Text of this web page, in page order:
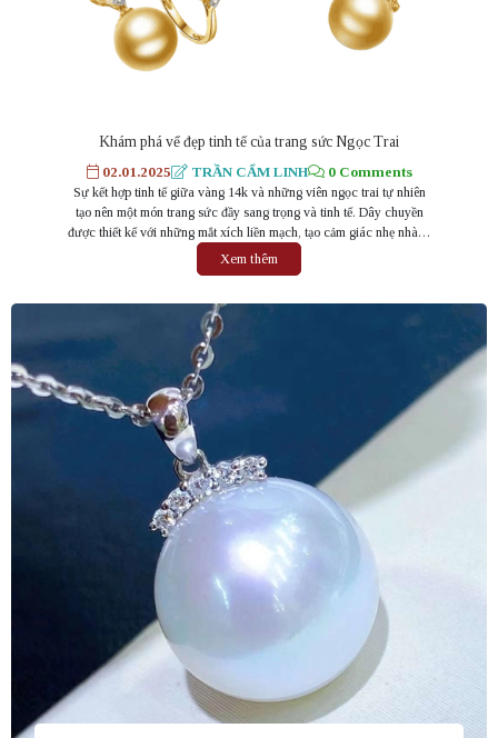
Khám phá vể đẹp tinh tế của trang sức Ngọc Trai
02.01.2025
TRẦN CẨM LINH 0 Comments
Sự kết hợp tinh tế giữa vàng 14k và những viên ngọc trai tự nhiên
tạo nên một món trang sức đầy sang trọng và tinh tế. Dây chuyền
được thiết kế với những mắt xích liền mạch, tạo cảm giác nhẹ nhàng
và thoải mái khi đeo. Đây sẽ là món quà ý nghĩa...
Xem thêm